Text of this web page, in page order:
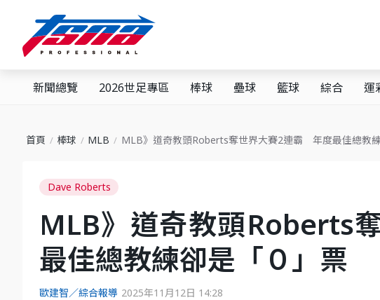
新聞總覽 2026世足專區 棒球 壘球 籃球 綜合 運
首頁 棒球 MLB MLB》道奇教頭Roberts奪世界大賽2連霸 年度最佳總教
Dave Roberts
MLB》道奇教頭Roberts
最佳總教練卻是「０」票
歐建智／綜合報導 2025年11月12日 14:28